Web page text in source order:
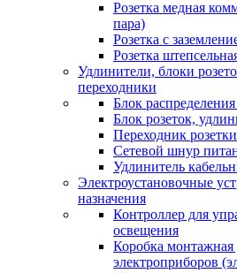
Розетка медная
пара)
Розетка с
Розетка
Удлинители, блоки
переходники
Блок
Блок розеток,
Переходник
Сетевой шнур
Удлинитель
Электроустановочные
назначения
Контроллер для
освещения
Коробка
электроприборов